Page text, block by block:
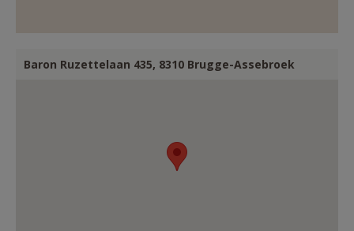
Baron Ruzettelaan 435, 8310 Brugge-Assebroek